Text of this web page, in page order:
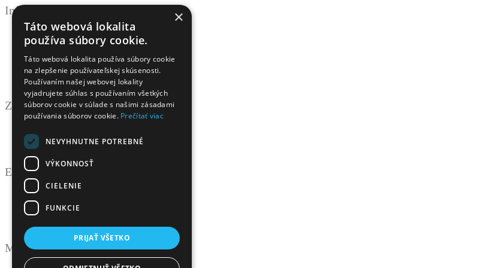
Informácie
Ochrana osobných údajov
Reklamačný poriadok
Doprava a platba
Newsletter - ochrana osobných údajov
Zákaznícky servis
Reklamácie
Mapa stránok
Extra
Výrobcovia
Darčekové poukážky
Partnerský program
Môj účet
×
Táto webová lokalita
používa súbory cookie.
Táto webová lokalita používa súbory cookie
na zlepšenie používateľskej skúsenosti.
Používaním našej webovej lokality
vyjadrujete súhlas s používaním všetkých
súborov cookie v súlade s našimi zásadami
používania súborov cookie. Prečítať viac
NEVYHNUTNE POTREBNÉ
VÝKONNOSŤ
CIELENIE
FUNKCIE
PRIJAŤ VŠETKO